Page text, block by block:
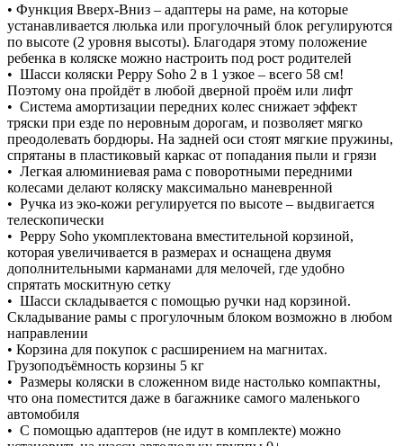
• Функция Вверх-Вниз – адаптеры на раме, на которые
устанавливается люлька или прогулочный блок регулируются
по высоте (2 уровня высоты). Благодаря этому положение
ребенка в коляске можно настроить под рост родителей
• Шасси коляски Peppy Soho 2 в 1 узкое – всего 58 см!
Поэтому она пройдёт в любой дверной проём или лифт
• Система амортизации передних колес снижает эффект
тряски при езде по неровным дорогам, и позволяет мягко
преодолевать бордюры. На задней оси стоят мягкие пружины,
спрятаны в пластиковый каркас от попадания пыли и грязи
• Легкая алюминиевая рама с поворотными передними
колесами делают коляску максимально маневренной
• Ручка из эко-кожи регулируется по высоте – выдвигается
телескопически
• Peppy Soho укомплектована вместительной корзиной,
которая увеличивается в размерах и оснащена двумя
дополнительными карманами для мелочей, где удобно
спрятать москитную сетку
• Шасси складывается с помощью ручки над корзиной.
Складывание рамы с прогулочным блоком возможно в любом
направлении
• Корзина для покупок с расширением на магнитах.
Грузоподъёмность корзины 5 кг
• Размеры коляски в сложенном виде настолько компактны,
что она поместится даже в багажнике самого маленького
автомобиля
• С помощью адаптеров (не идут в комплекте) можно